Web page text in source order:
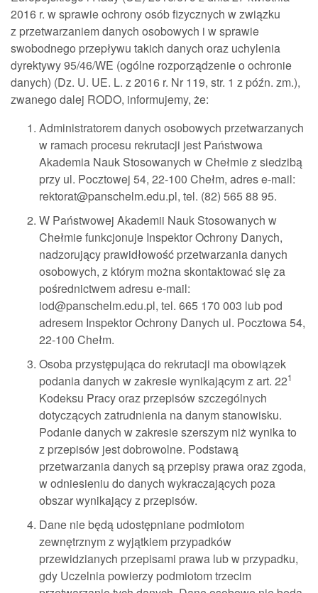
2016 r. w sprawie ochrony osób fizycznych w związku
z przetwarzaniem danych osobowych i w sprawie
swobodnego przepływu takich danych oraz uchylenia
dyrektywy 95/46/WE (ogólne rozporządzenie o ochronie
danych) (Dz. U. UE. L. z 2016 r. Nr 119, str. 1 z późn. zm.),
zwanego dalej RODO, informujemy, że:
Administratorem danych osobowych przetwarzanych
w ramach procesu rekrutacji jest Państwowa
Akademia Nauk Stosowanych w Chełmie z siedzibą
przy ul. Pocztowej 54, 22-100 Chełm, adres e-mail:
rektorat@panschelm.edu.pl, tel. (82) 565 88 95.
W Państwowej Akademii Nauk Stosowanych w
Chełmie funkcjonuje Inspektor Ochrony Danych,
nadzorujący prawidłowość przetwarzania danych
osobowych, z którym można skontaktować się za
pośrednictwem adresu e-mail:
iod@panschelm.edu.pl, tel. 665 170 003 lub pod
adresem Inspektor Ochrony Danych ul. Pocztowa 54,
22-100 Chełm.
Osoba przystępująca do rekrutacji ma obowiązek
podania danych w zakresie wynikającym z art. 221
Kodeksu Pracy oraz przepisów szczególnych
dotyczących zatrudnienia na danym stanowisku.
Podanie danych w zakresie szerszym niż wynika to
z przepisów jest dobrowolne. Podstawą
przetwarzania danych są przepisy prawa oraz zgoda,
w odniesieniu do danych wykraczających poza
obszar wynikający z przepisów.
Dane nie będą udostępniane podmiotom
zewnętrznym z wyjątkiem przypadków
przewidzianych przepisami prawa lub w przypadku,
gdy Uczelnia powierzy podmiotom trzecim